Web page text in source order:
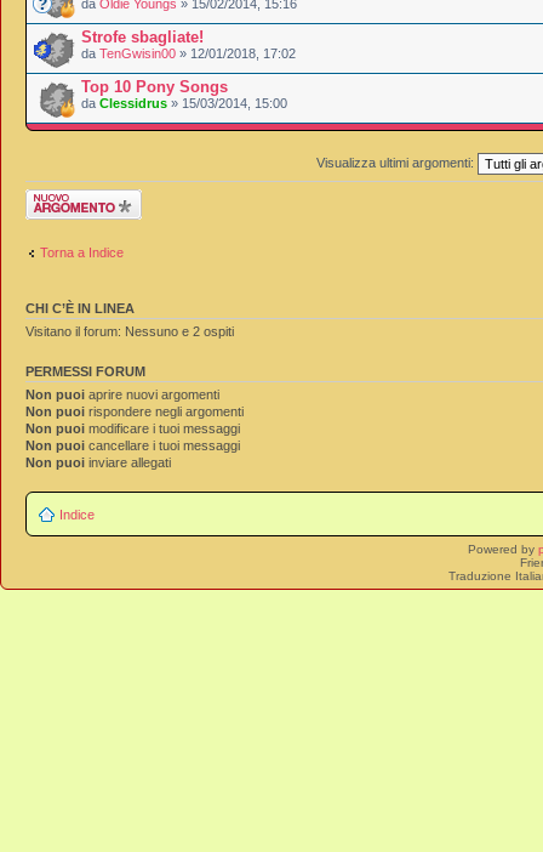
da Oldie Youngs » 15/02/2014, 15:16
Strofe sbagliate!
da TenGwisin00 » 12/01/2018, 17:02
Top 10 Pony Songs
da Clessidrus » 15/03/2014, 15:00
Visualizza ultimi argomenti:
Scrivi un nuovo
argomento
Torna a Indice
CHI C’È IN LINEA
Visitano il forum: Nessuno e 2 ospiti
PERMESSI FORUM
Non puoi aprire nuovi argomenti
Non puoi rispondere negli argomenti
Non puoi modificare i tuoi messaggi
Non puoi cancellare i tuoi messaggi
Non puoi inviare allegati
Indice
Powered by
Traduzione